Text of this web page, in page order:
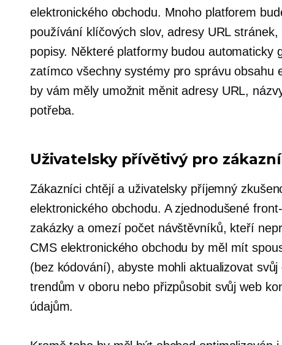
elektronického obchodu. Mnoho platforem
používání klíčových slov, adresy URL
popisy. Některé platformy budou automaticky
zatímco všechny systémy pro správu obsahu
by vám měly umožnit měnit adresy URL,
potřeba.
Uživatelsky přívětivýpro
Zákazníci chtějí a uživatelsky příjemný
elektronického obchodu. A zjednodušené
zakázky a omezí počet návštěvníků, kteří
CMS elektronického obchodu by měl mít
(bez kódování), abyste mohli aktualizovat
trendům v oboru nebo přizpůsobit svůj web
údajům.